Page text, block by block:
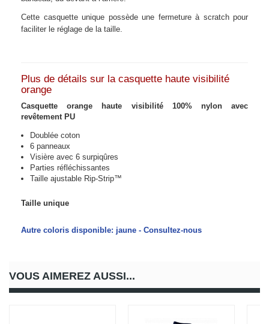
Cette casquette unique possède une fermeture à scratch pour
faciliter le réglage de la taille.
Plus de détails sur la casquette haute visibilité
orange
Casquette orange haute visibilité 100% nylon avec
revêtement PU
Doublée coton
6 panneaux
Visière avec 6 surpiqûres
Parties réfléchissantes
Taille ajustable Rip-Strip™
Taille unique
Autre coloris disponible: jaune - Consultez-nous
VOUS AIMEREZ AUSSI...